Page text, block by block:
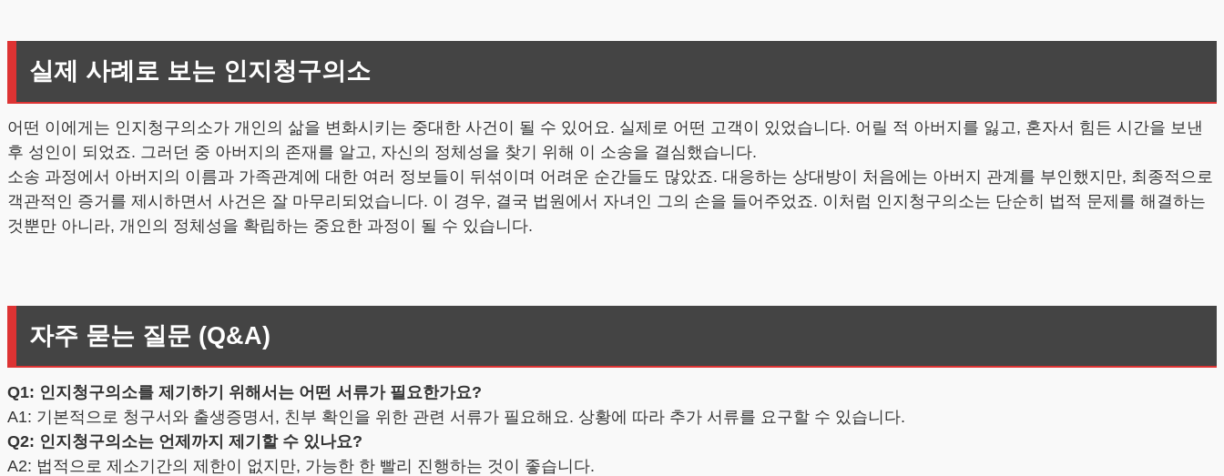
실제 사례로 보는 인지청구의소
어떤 이에게는 인지청구의소가 개인의 삶을 변화시키는 중대한 사건이 될 수 있어요. 실제로 어떤 고객이 있었습니다. 어릴 적 아버지를 잃고, 혼자서 힘든 시간을 보낸
후 성인이 되었죠. 그러던 중 아버지의 존재를 알고, 자신의 정체성을 찾기 위해 이 소송을 결심했습니다.
소송 과정에서 아버지의 이름과 가족관계에 대한 여러 정보들이 뒤섞이며 어려운 순간들도 많았죠. 대응하는 상대방이 처음에는 아버지 관계를 부인했지만, 최종적으로
객관적인 증거를 제시하면서 사건은 잘 마무리되었습니다. 이 경우, 결국 법원에서 자녀인 그의 손을 들어주었죠. 이처럼 인지청구의소는 단순히 법적 문제를 해결하는
것뿐만 아니라, 개인의 정체성을 확립하는 중요한 과정이 될 수 있습니다.
자주 묻는 질문 (Q&A)
Q1: 인지청구의소를 제기하기 위해서는 어떤 서류가 필요한가요?
A1: 기본적으로 청구서와 출생증명서, 친부 확인을 위한 관련 서류가 필요해요. 상황에 따라 추가 서류를 요구할 수 있습니다.
Q2: 인지청구의소는 언제까지 제기할 수 있나요?
A2: 법적으로 제소기간의 제한이 없지만, 가능한 한 빨리 진행하는 것이 좋습니다.